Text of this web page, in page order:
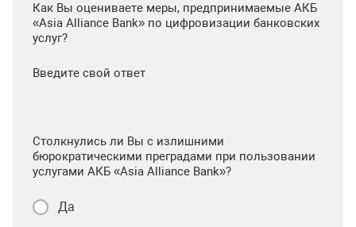
Как Вы оцениваете меры, предпринимаемые АКБ
«Asia Alliance Bank» по цифровизации банковских
услуг?
Введите свой ответ
Столкнулись ли Вы с излишними
бюрократическими преградами при пользовании
услугами АКБ «Asia Alliance Bank»?
Да